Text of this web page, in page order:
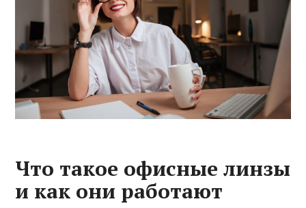
Что такое офисные линзы
и как они работают